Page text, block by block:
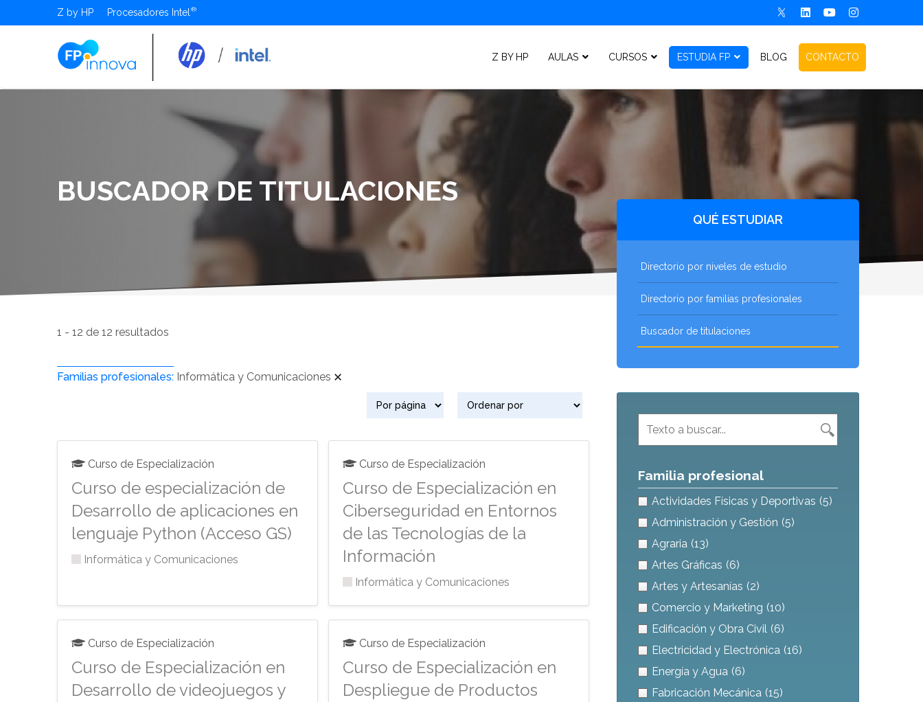
Z by HP Procesadores Intel
Z BY HP AULAS CURSOS ESTUDIA FP BLOG CONTACTO
BUSCADOR DE TITULACIONES
1 - 12 de 12 resultados
Familias profesionales: Informática y Comunicaciones
Curso de Especialización
Curso de especialización de
Desarrollo de aplicaciones en
lenguaje Python (Acceso GS)
Informática y Comunicaciones
Curso de Especialización
Curso de Especialización en
Ciberseguridad en Entornos
de las Tecnologías de la
Información
Informática y Comunicaciones
Curso de Especialización
Curso de Especialización en
Desarrollo de videojuegos y
Curso de Especialización
Curso de Especialización en
Despliegue de Productos
QUÉ ESTUDIAR
Directorio por niveles de estudio
Directorio por familias profesionales
Buscador de titulaciones
Familia profesional
Actividades Físicas y Deportivas (5)
Administración y Gestión (5)
Agraria (13)
Artes Gráficas (6)
Artes y Artesanías (2)
Comercio y Marketing (10)
Edificación y Obra Civil (6)
Electricidad y Electrónica (16)
Energía y Agua (6)
Fabricación Mecánica (15)